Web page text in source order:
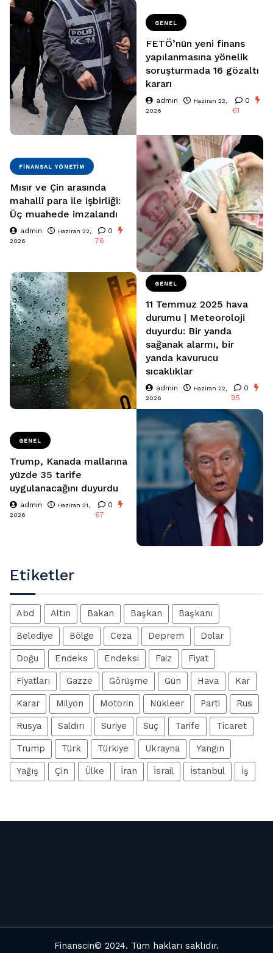
GENEL
FETÖ’nün yeni finans
yapılanmasına yönelik
soruşturmada 16 gözaltı
kararı
admin
Haziran 22,
2026
0
61
FINANSAL YÖNETIM
Mısır ve Çin arasında
mahallî para ile işbirliği:
Üç muahede imzalandı
admin
Haziran 22,
2026
0
76
GENEL
11 Temmuz 2025 hava
durumu | Meteoroloji
duyurdu: Bir yanda
sağanak alarmı, bir
yanda kavurucu
sıcaklıklar
admin
Haziran 22,
2026
0
95
GENEL
Trump, Kanada mallarına
yüzde 35 tarife
uygulanacağını duyurdu
admin
Haziran 21,
2026
0
67
Etiketler
Abd Altın Bakan Başkan Başkanı
Belediye Bölge Ceza Deprem Dolar
Doğu Endeks Endeksi Faiz Fiyat
Fiyatları Gazze Görüşme Gün Hava Kar
Karar Milyon Motorin Nükleer Parti Rus
Rusya Saldırı Suriye Suç Tarife Ticaret
Trump Türk Türkiye Ukrayna Yangın
Yağış Çin Ülke İran İsrail İstanbul İş
Finanscin© 2024. Tüm hakları saklıdır.